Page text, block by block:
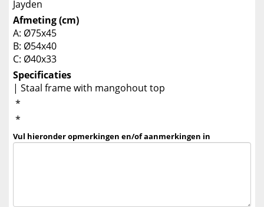
Jayden
Afmeting (cm)
A: Ø75x45
B: Ø54x40
C: Ø40x33
Specificaties
| Staal frame with mangohout top
*
*
Vul hieronder opmerkingen en/of aanmerkingen in